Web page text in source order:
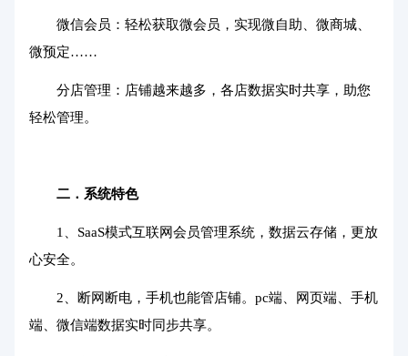
微信会员：轻松获取微会员，实现微自助、微商城、
微预定……
分店管理：店铺越来越多，各店数据实时共享，助您
轻松管理。
二．系统特色
1、SaaS模式互联网会员管理系统，数据云存储，更放
心安全。
2、断网断电，手机也能管店铺。pc端、网页端、手机
端、微信端数据实时同步共享。